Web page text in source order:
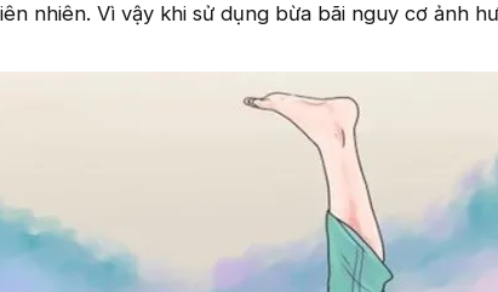
nhiên. Vì vậy khi sử dụng bừa bãi nguy cơ ảnh